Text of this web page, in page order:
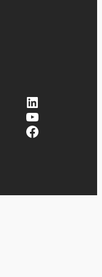
LinkedIn
YouTube
Facebook